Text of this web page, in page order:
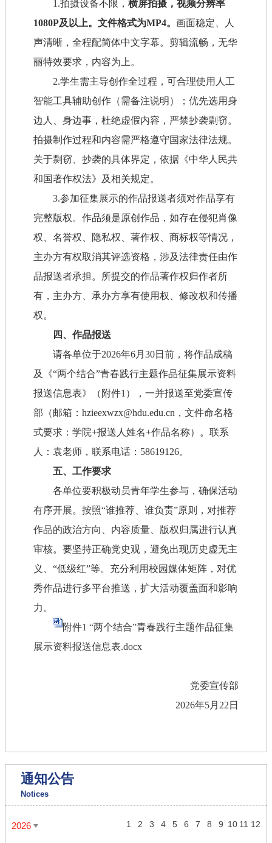
通知公告
Notices
2026 1 2 3 4 5 6 7 8 9 10 11 12
1.拍摄设备不限， 横屏拍摄，视频分辨率
1080P及以上。文件格式为MP4。 画面稳定、人
声清晰，全程配简体中文字幕。剪辑流畅，无华
丽特效要求，内容为上。
2.学生需主导创作全过程，可合理使用人工
智能工具辅助创作（需备注说明）；优先选用身
边人、身边事，杜绝虚假内容，严禁抄袭剽窃。
拍摄制作过程和内容需严格遵守国家法律法规。
关于剽窃、抄袭的具体界定，依据《中华人民共
和国著作权法》及相关规定。
3.参加征集展示的作品报送者须对作品享有
完整版权。作品须是原创作品，如存在侵犯肖像
权、名誉权、隐私权、著作权、商标权等情况，
主办方有权取消其评选资格，涉及法律责任由作
品报送者承担。所提交的作品著作权归作者所
有，主办方、承办方享有使用权、修改权和传播
权。
四、作品报送
请各单位于2026年6月30日前，将作品成稿
及《“两个结合”青春践行主题作品征集展示资料
报送信息表》（附件1），一并报送至党委宣传
部（邮箱：hzieexwzx@hdu.edu.cn，文件命名格
式要求：学院+报送人姓名+作品名称）。联系
人：袁老师，联系电话：58619126。
五、工作要求
各单位要积极动员青年学生参与，确保活动
有序开展。按照“谁推荐、谁负责”原则，对推荐
作品的政治方向、内容质量、版权归属进行认真
审核。要坚持正确党史观，避免出现历史虚无主
义、“低级红”等。充分利用校园媒体矩阵，对优
秀作品进行多平台推送，扩大活动覆盖面和影响
力。
附件1 “两个结合”青春践行主题作品征集
展示资料报送信息表.docx
党委宣传部
2026年5月22日